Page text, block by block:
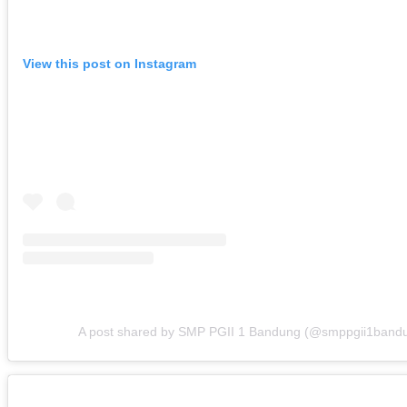
View this post on Instagram
A post shared by SMP PGII 1 Bandung